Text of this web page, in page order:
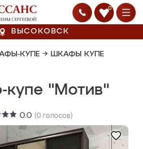
0
ВЫСОКОВСК
КУПЕ → ШКАФЫ КУПЕ
купе "Мотив"
0.0 (0 голосов)